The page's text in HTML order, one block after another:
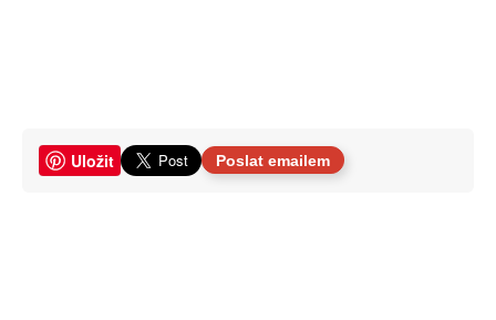
Uložit Poslat emailem